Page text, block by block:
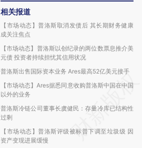
相关报道
【市场动态】普洛斯取消发债后 其长期财务健康
成关注焦点
【市场动态】普洛斯以创纪录的两位数票息推介美
元债 投资者持续担忧其信用状况
普洛斯出售国际资本业务 Ares最高52亿美元接手
【市场动态】Ares据悉同意收购普洛斯中国在中国
以外的业务
普洛斯冷链公司董事长虞健民：存量冷库已结构性
过剩
【市场动态】普洛斯评级被标普下调至垃圾级 因
资产变现进展缓慢